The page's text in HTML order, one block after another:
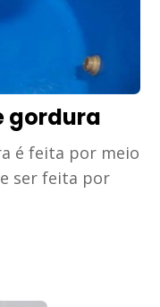
gordura
é feita por meio
ser feita por